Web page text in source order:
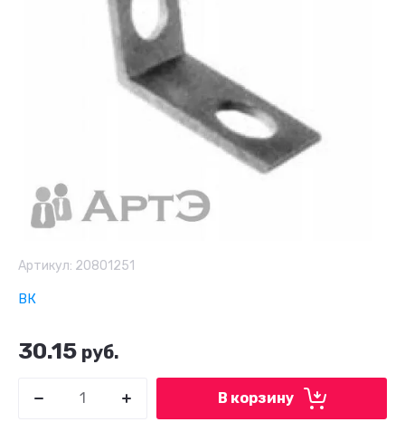
Артикул: 20801251
ВК
30.15 руб.
В корзину